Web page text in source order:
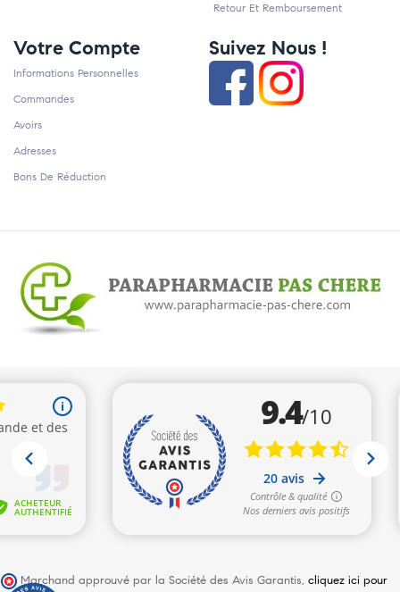
Retour Et Remboursement
Votre Compte
Informations Personnelles
Commandes
Avoirs
Adresses
Bons De Réduction
Suivez Nous !
Marchand approuvé par la Société des Avis Garantis, cliquez ici pour